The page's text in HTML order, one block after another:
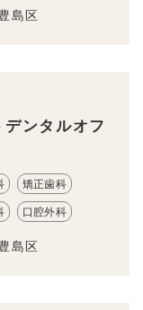
島区
デンタルオフ
矯正歯科
口腔外科
島区